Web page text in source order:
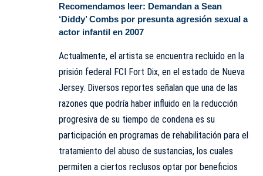
Recomendamos leer: Demandan a Sean
‘Diddy’ Combs por presunta agresión sexual a
actor infantil en 2007
Actualmente, el artista se encuentra recluido en la
prisión federal FCI Fort Dix, en el estado de Nueva
Jersey. Diversos reportes señalan que una de las
razones que podría haber influido en la reducción
progresiva de su tiempo de condena es su
participación en programas de rehabilitación para el
tratamiento del abuso de sustancias, los cuales
permiten a ciertos reclusos optar por beneficios